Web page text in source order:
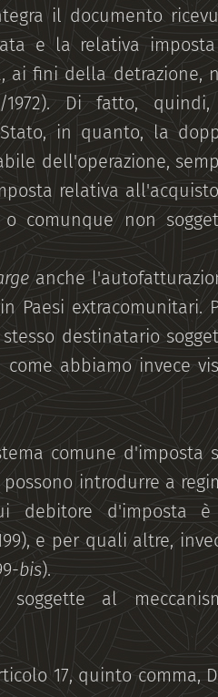
il documento
e la relativa
ai fini della detrazione,
1972). Di fatto,
in quanto, la
dell'operazione,
relativa
comunque non
anche
Paesi extracomunitari.
destinatario
abbiamo invece
comune d'imposta
introdurre a
debitore d'imposta
e per quali altre,
bis).
al
17, quinto comma,